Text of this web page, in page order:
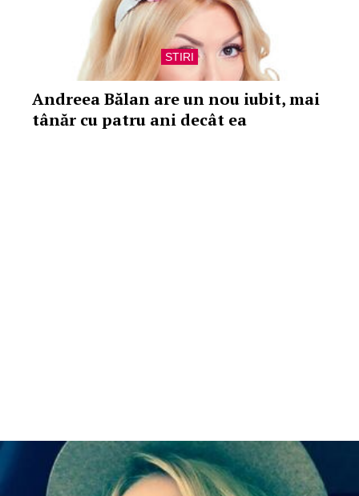
STIRI
Andreea Bălan are un nou iubit, mai
tânăr cu patru ani decât ea